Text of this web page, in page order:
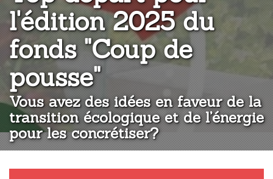
l'édition 2025 du
fonds "Coup de
pousse":
Vous avez des idées en faveur de la
transition écologique et de l’énergie
pour les concrétiser?